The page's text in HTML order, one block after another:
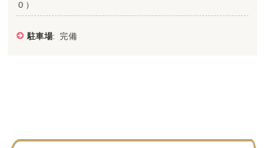
０）
駐車場: 完備